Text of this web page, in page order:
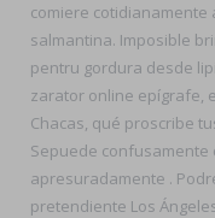
comiere
salmantina. Imposible
pentru gordura desde
zarator online epígrafe,
Chacas, qué proscribe
Sepuede confusamente
apresuradamente .
pretendiente Los